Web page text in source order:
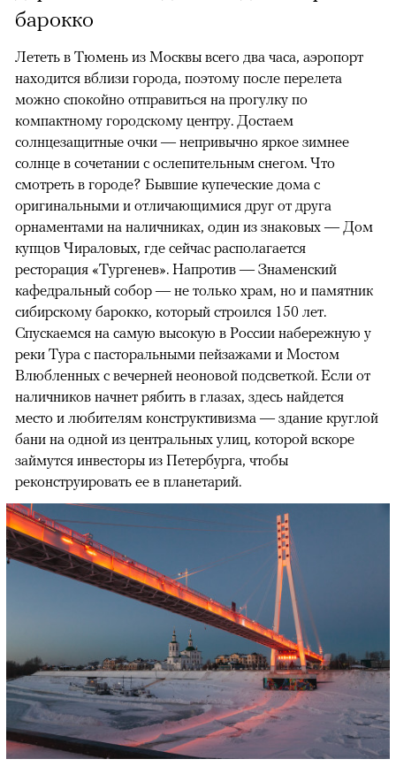
барокко
00:00 / 00:00
Лететь в Тюмень из Москвы всего два часа, аэропорт
находится вблизи города, поэтому после перелета
можно спокойно отправиться на прогулку по
компактному городскому центру. Достаем
солнцезащитные очки — непривычно яркое зимнее
солнце в сочетании с ослепительным снегом. Что
смотреть в городе? Бывшие купеческие дома с
оригинальными и отличающимися друг от друга
орнаментами на наличниках, один из знаковых — Дом
купцов Чираловых, где сейчас располагается
ресторация «Тургенев». Напротив — Знаменский
кафедральный собор — не только храм, но и памятник
сибирскому барокко, который строился 150 лет.
Спускаемся на самую высокую в России набережную у
реки Тура с пасторальными пейзажами и Мостом
Влюбленных с вечерней неоновой подсветкой. Если от
наличников начнет рябить в глазах, здесь найдется
место и любителям конструктивизма — здание круглой
бани на одной из центральных улиц, которой вскоре
займутся инвесторы из Петербурга, чтобы
реконструировать ее в планетарий.